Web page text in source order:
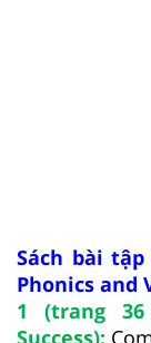
Sách bài
Phonics and
1 (trang
Success):